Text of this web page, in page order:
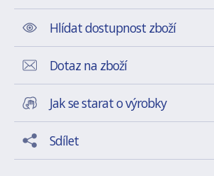
Hlídat dostupnost zboží
Dotaz na zboží
Jak se starat o výrobky
Sdílet